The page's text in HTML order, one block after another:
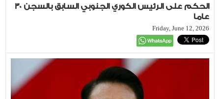
أمن
وقضاء
وجرائم
اقليمي
وعالمي
الحكم على الرئيس الكوري الجنوبي السابق بالسجن 30
عاما
Friday, June 12, 2026